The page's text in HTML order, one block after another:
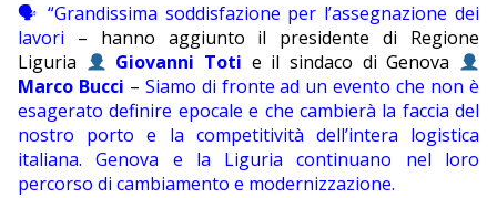
🗣 “Grandissima soddisfazione per l’assegnazione dei
lavori – hanno aggiunto il presidente di Regione
Liguria
Giovanni Toti e il sindaco di Genova
Marco Bucci – Siamo di fronte ad un evento che non è
esagerato definire epocale e che cambierà la faccia del
nostro porto e la competitività dell’intera logistica
italiana. Genova e la Liguria continuano nel loro
percorso di cambiamento e modernizzazione.